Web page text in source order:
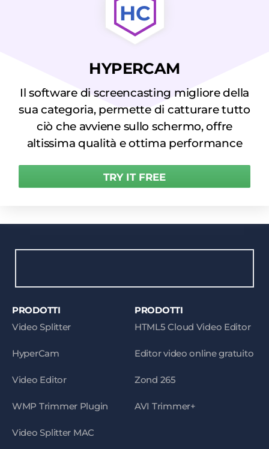
HC
HYPERCAM
Il software di screencasting migliore della
sua categoria, permette di catturare tutto
ciò che avviene sullo schermo, offre
altissima qualità e ottima performance
TRY IT FREE
PRODOTTI
Video Splitter
HyperCam
Video Editor
WMP Trimmer Plugin
Video Splitter MAC
PRODOTTI
HTML5 Cloud Video Editor
Editor video online gratuito
Zond 265
AVI Trimmer+